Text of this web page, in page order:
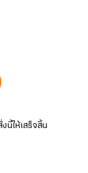
นี้ให้เสร็จสิ้น